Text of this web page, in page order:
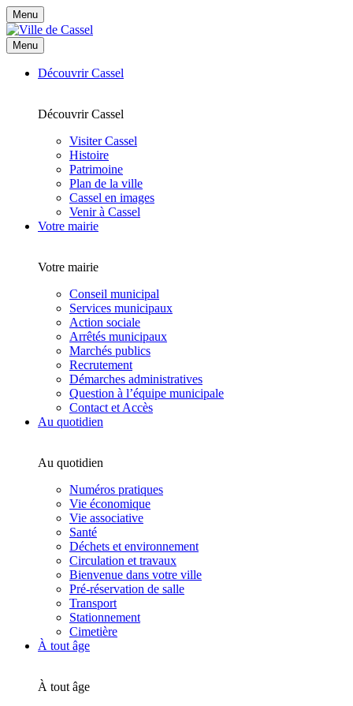
Menu
Menu
Découvrir Cassel
Découvrir Cassel
Visiter Cassel
Histoire
Patrimoine
Plan de la ville
Cassel en images
Venir à Cassel
Votre mairie
Votre mairie
Conseil municipal
Services municipaux
Action sociale
Arrêtés municipaux
Marchés publics
Recrutement
Démarches administratives
Question à l’équipe municipale
Contact et Accès
Au quotidien
Au quotidien
Numéros pratiques
Vie économique
Vie associative
Santé
Déchets et environnement
Circulation et travaux
Bienvenue dans votre ville
Pré-réservation de salle
Transport
Stationnement
Cimetière
À tout âge
À tout âge